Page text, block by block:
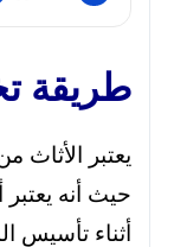
طريقة
يعتبر الأثاث
حيث أنه يعتبر
أثناء تأسيس